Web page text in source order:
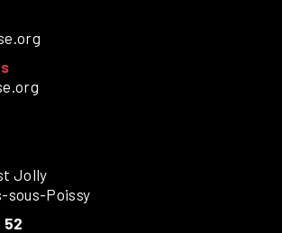
Jolly
sous-Poissy
52